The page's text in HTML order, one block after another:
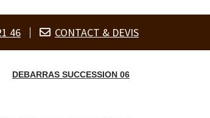
46 CONTACT & DEVIS
DEBARRAS SUCCESSION 06